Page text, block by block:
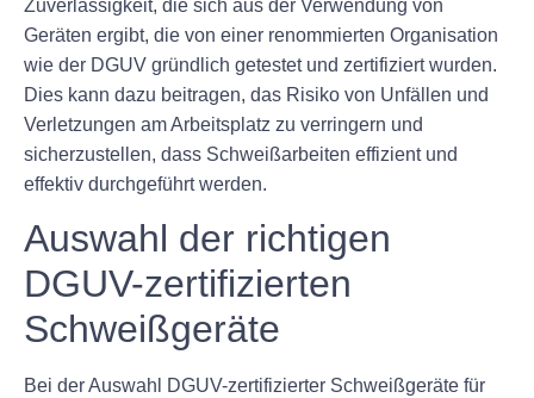
Zuverlässigkeit, die sich aus der Verwendung von
Geräten ergibt, die von einer renommierten Organisation
wie der DGUV gründlich getestet und zertifiziert wurden.
Dies kann dazu beitragen, das Risiko von Unfällen und
Verletzungen am Arbeitsplatz zu verringern und
sicherzustellen, dass Schweißarbeiten effizient und
effektiv durchgeführt werden.
Auswahl der richtigen
DGUV-zertifizierten
Schweißgeräte
Bei der Auswahl DGUV-zertifizierter Schweißgeräte für